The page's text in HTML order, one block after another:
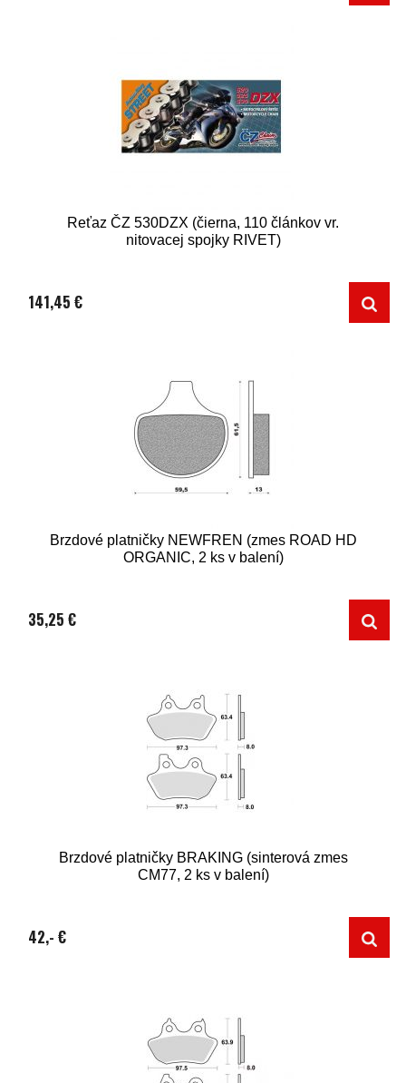
Reťaz ČZ 530DZX (čierna, 110 článkov vr.
nitovacej spojky RIVET)
141,45 €
Brzdové platničky NEWFREN (zmes ROAD HD
ORGANIC, 2 ks v balení)
35,25 €
Brzdové platničky BRAKING (sinterová zmes
CM77, 2 ks v balení)
42,- €